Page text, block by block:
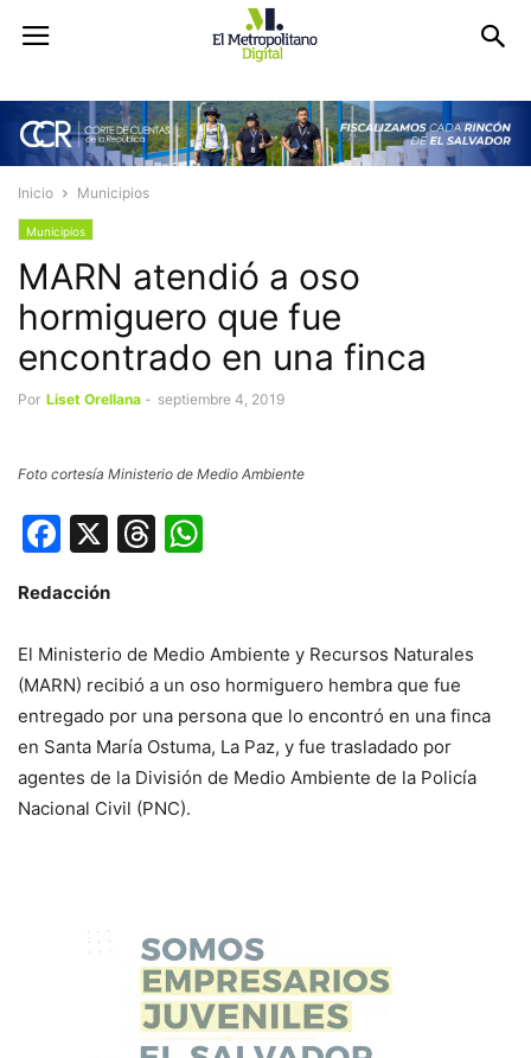
Inicio Municipios
Municipios
MARN atendió a oso
hormiguero que fue
encontrado en una finca
Por Liset Orellana - septiembre 4, 2019
Foto cortesía Ministerio de Medio Ambiente
Facebook
X Threads
Redacción
El Ministerio de Medio Ambiente y Recursos Naturales
(MARN) recibió a un oso hormiguero hembra que fue
entregado por una persona que lo encontró en una finca
en Santa María Ostuma, La Paz, y fue trasladado por
agentes de la División de Medio Ambiente de la Policía
Nacional Civil (PNC).